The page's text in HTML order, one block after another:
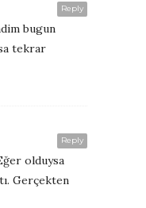
Reply
bugun
tekrar
Reply
olduysa
Gerçekten